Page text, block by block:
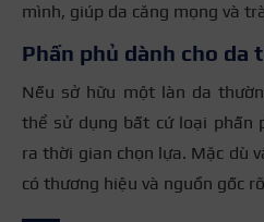
mình, giúp da căng mọng và
Phấn phủ dành cho da
Nếu sở hữu một làn da
thể sử dụng bất cứ loại phấn
ra thời gian chọn lựa. Mặc dù
có thương hiệu và nguồn gốc